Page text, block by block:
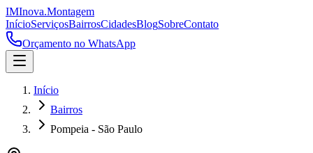
IMInova.Montagem
InícioServiçosBairrosCidadesBlogSobreContato
Orçamento no WhatsApp
Início
Bairros
Pompeia - São Paulo